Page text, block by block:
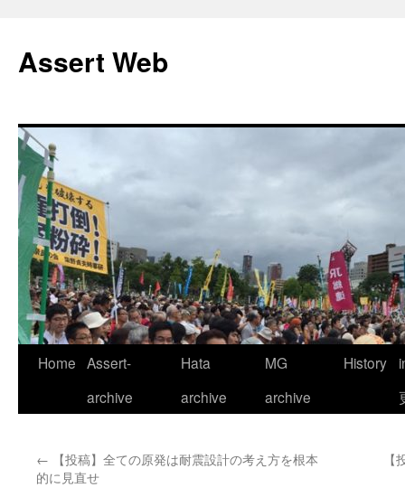
テ
ン
ス
キ
ッ
プ
Assert Web
Home Assert-
archive
Hata
archive
MG
archive
History
← 【投稿】全ての原発は耐震設計の考え方を根本
的に見直せ